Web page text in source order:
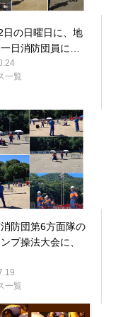
日の日曜日に、地
日消防団員に…
一覧
防団第6方面隊の
プ操法大会に、
一覧